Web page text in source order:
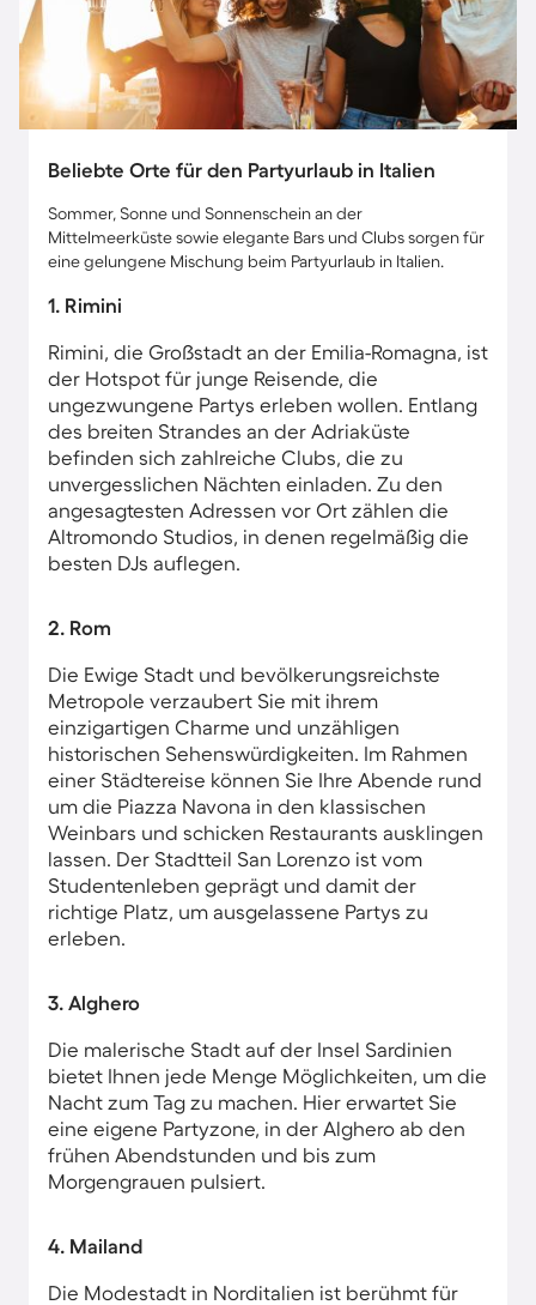
Beliebte Orte für den Partyurlaub in Italien
Sommer, Sonne und Sonnenschein an der
Mittelmeerküste sowie elegante Bars und Clubs sorgen für
eine gelungene Mischung beim Partyurlaub in Italien.
1. Rimini
Rimini, die Großstadt an der Emilia-Romagna, ist
der Hotspot für junge Reisende, die
ungezwungene Partys erleben wollen. Entlang
des breiten Strandes an der Adriaküste
befinden sich zahlreiche Clubs, die zu
unvergesslichen Nächten einladen. Zu den
angesagtesten Adressen vor Ort zählen die
Altromondo Studios, in denen regelmäßig die
besten DJs auflegen.
2. Rom
Die Ewige Stadt und bevölkerungsreichste
Metropole verzaubert Sie mit ihrem
einzigartigen Charme und unzähligen
historischen Sehenswürdigkeiten. Im Rahmen
einer Städtereise können Sie Ihre Abende rund
um die Piazza Navona in den klassischen
Weinbars und schicken Restaurants ausklingen
lassen. Der Stadtteil San Lorenzo ist vom
Studentenleben geprägt und damit der
richtige Platz, um ausgelassene Partys zu
erleben.
3. Alghero
Die malerische Stadt auf der Insel Sardinien
bietet Ihnen jede Menge Möglichkeiten, um die
Nacht zum Tag zu machen. Hier erwartet Sie
eine eigene Partyzone, in der Alghero ab den
frühen Abendstunden und bis zum
Morgengrauen pulsiert.
4. Mailand
Die Modestadt in Norditalien ist berühmt für